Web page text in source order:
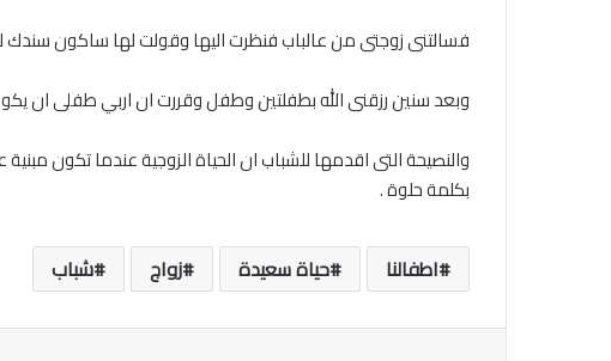
فسالتنى زوجتى من عالباب فنظرت اليها وقولت لها ساكون
وبعد سنين رزقنى الله بطفلتين وطفل وقررت ان اربي طفلى ان
والنصيحة التى اقدمها للشباب ان الحياة الزوجية عندما تكون
بكلمة حلوة .
اطفالنا حياة سعيدة زواج شباب